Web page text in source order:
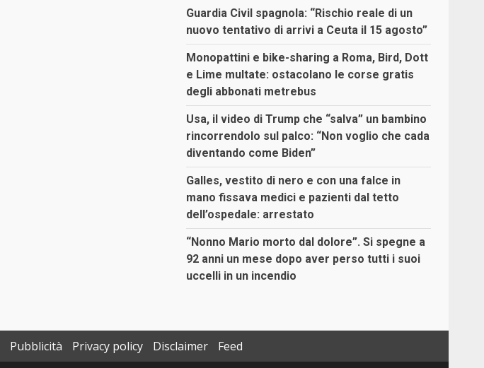
Guardia Civil spagnola: “Rischio reale di un
nuovo tentativo di arrivi a Ceuta il 15 agosto”
Monopattini e bike-sharing a Roma, Bird, Dott
e Lime multate: ostacolano le corse gratis
degli abbonati metrebus
Usa, il video di Trump che “salva” un bambino
rincorrendolo sul palco: “Non voglio che cada
diventando come Biden”
Galles, vestito di nero e con una falce in
mano fissava medici e pazienti dal tetto
dell’ospedale: arrestato
“Nonno Mario morto dal dolore”. Si spegne a
92 anni un mese dopo aver perso tutti i suoi
uccelli in un incendio
Pubblicità Privacy policy Disclaimer Feed